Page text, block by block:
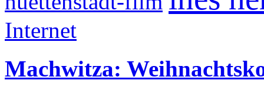
Internet
Machwitza: